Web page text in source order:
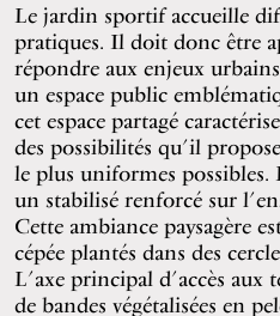
Le jardin sportif accueille
pratiques. Il doit donc être
répondre aux enjeux
un espace public
cet espace partagé
des possibilités qu’il
le plus uniformes possibles.
un stabilisé renforcé sur
Cette ambiance paysagère
cépée plantés dans des
L’axe principal d’accès
de bandes végétalisées en